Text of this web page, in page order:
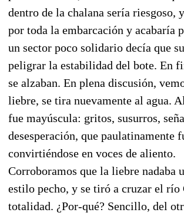
dentro de la chalana sería riesgoso,
por toda la embarcación y acabaría
un sector poco solidario decía que
peligrar la estabilidad del bote. En
se alzaban. En plena discusión,
liebre, se tira nuevamente al agua.
fue mayúscula: gritos, susurros,
desesperación, que paulatinamente
convirtiéndose en voces de aliento.
Corroboramos que la liebre nadaba
estilo pecho, y se tiró a cruzar el río
totalidad. ¿Por-qué? Sencillo, del